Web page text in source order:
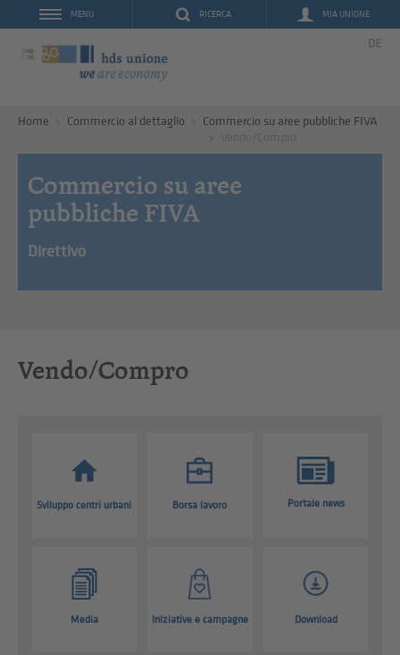
RICERCA MIA UNIONE
MENU
DE
Home Commercio al dettaglio
Commercio su aree pubbliche FIVA
Commercio su aree
pubbliche FIVA
Direttivo
Vendo/Compro
Sviluppo centri urbani Borsa lavoro Portale news
Media Iniziative e campagne Download